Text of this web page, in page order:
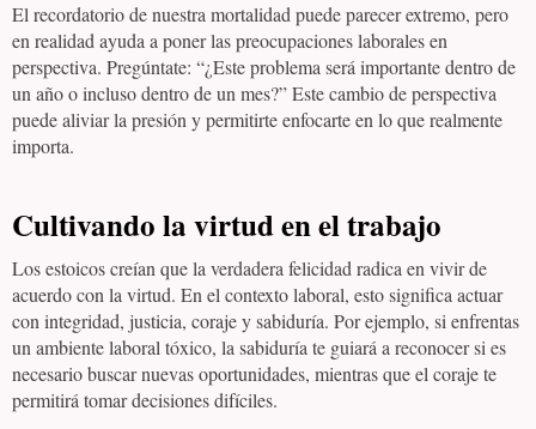
El recordatorio de nuestra mortalidad puede parecer extremo, pero
en realidad ayuda a poner las preocupaciones laborales en
perspectiva. Pregúntate: “¿Este problema será importante dentro de
un año o incluso dentro de un mes?” Este cambio de perspectiva
puede aliviar la presión y permitirte enfocarte en lo que realmente
importa.
Cultivando la virtud en el trabajo
Los estoicos creían que la verdadera felicidad radica en vivir de
acuerdo con la virtud. En el contexto laboral, esto significa actuar
con integridad, justicia, coraje y sabiduría. Por ejemplo, si enfrentas
un ambiente laboral tóxico, la sabiduría te guiará a reconocer si es
necesario buscar nuevas oportunidades, mientras que el coraje te
permitirá tomar decisiones difíciles.